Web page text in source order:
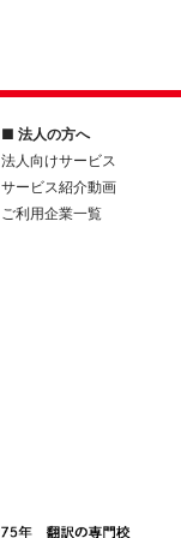
■ 法人の方へ
法人向けサービス
サービス紹介動画
ご利用企業一覧